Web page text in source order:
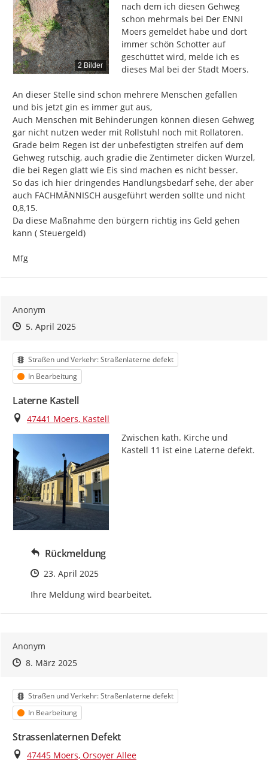
2 Bilder
nach dem ich diesen Gehweg
schon mehrmals bei Der ENNI
Moers gemeldet habe und dort
immer schön Schotter auf
geschüttet wird, melde ich es
dieses Mal bei der Stadt Moers.
An dieser Stelle sind schon mehrere Menschen gefallen
und bis jetzt gin es immer gut aus,
Auch Menschen mit Behinderungen können diesen Gehweg
gar nicht nutzen weder mit Rollstuhl noch mit Rollatoren.
Grade beim Regen ist der unbefestigten streifen auf dem
Gehweg rutschig, auch gradie die Zentimeter dicken Wurzel,
die bei Regen glatt wie Eis sind machen es nicht besser.
So das ich hier dringendes Handlungsbedarf sehe, der aber
auch FACHMÄNNISCH ausgeführt werden sollte und nicht
0,8,15.
Da diese Maßnahme den bürgern richtig ins Geld gehen
kann ( Steuergeld)
Mfg
Anonym
Zeitpunkt des Erstellens
Zeitpunkt des Erstellens
5. April 2025Zur Äußerung
Kategorie
Straßen und Verkehr: Straßenlaterne defekt
Status
In Bearbeitung
Laterne Kastell
Ort
47441 Moers, Kastell
Zwischen kath. Kirche und
Kastell 11 ist eine Laterne defekt.
Rückmeldung
Zeitpunkt des Erstellens
23. April 2025
Ihre Meldung wird bearbeitet.
Anonym
Zeitpunkt des Erstellens
Zeitpunkt des Erstellens
8. März 2025Zur Äußerung
Kategorie
Straßen und Verkehr: Straßenlaterne defekt
Status
In Bearbeitung
Strassenlaternen Defekt
Ort
47445 Moers, Orsoyer Allee